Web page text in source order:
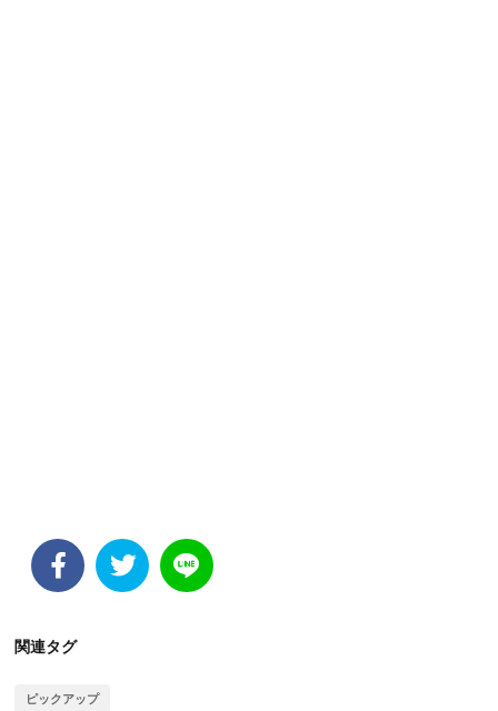
関連タグ
ピックアップ